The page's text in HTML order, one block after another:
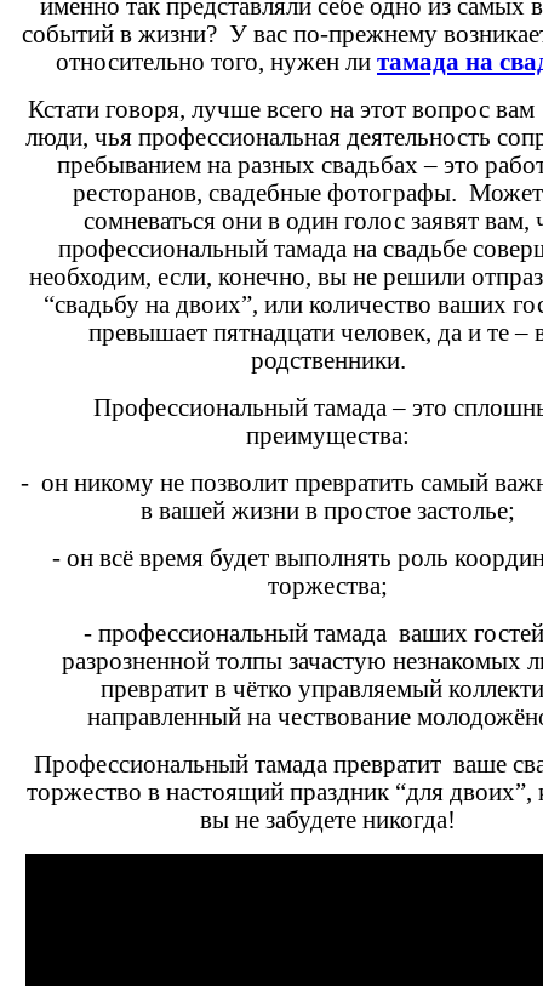
именно так представляли себе одно из самых
событий в жизни? У вас по-прежнему
относительно того, нужен ли тамада на
Кстати говоря, лучше всего на этот вопрос вам
люди, чья профессиональная деятельность
пребыванием на разных свадьбах – это
ресторанов, свадебные фотографы.
сомневаться они в один голос заявят вам,
профессиональный тамада на свадьбе
необходим, если, конечно, вы не решили
“свадьбу на двоих”, или количество ваших
превышает пятнадцати человек, да и те –
родственники.
Профессиональный тамада – это
преимущества:
- он никому не позволит превратить самый
в вашей жизни в простое застолье;
- он всё время будет выполнять роль
торжества;
- профессиональный тамада ваших
разрозненной толпы зачастую незнакомых
превратит в чётко управляемый
направленный на чествование
Профессиональный тамада превратит ваше
торжество в настоящий праздник “для двоих”,
вы не забудете никогда!